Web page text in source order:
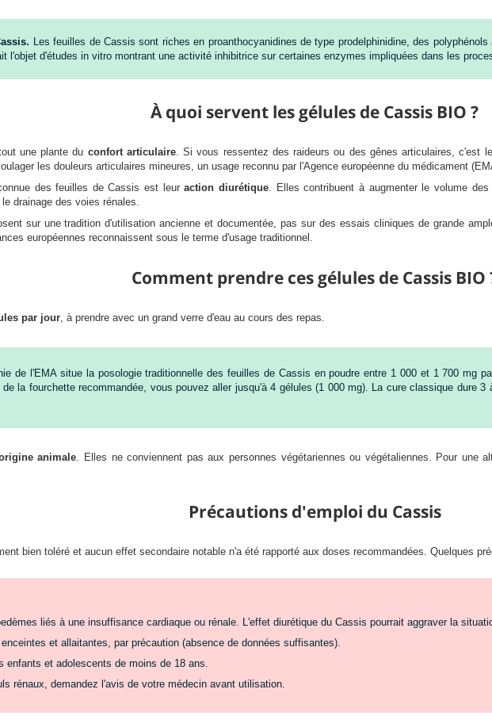
Les feuilles de Cassis sont riches en proanthocyanidines de type prodelphinidine, des
l'objet d'études in vitro montrant une activité inhibitrice sur certaines enzymes impliquées dans les
À quoi servent les gélules de Cassis BIO ?
une plante du confort articulaire. Si vous ressentez des raideurs ou des gênes articulaires, c'est
les douleurs articulaires mineures, un usage reconnu par l'Agence européenne du médicament
des feuilles de Cassis est leuraction diurétique . Elles contribuent à augmenter le volume
drainage des voies rénales.
sur une tradition d'utilisation ancienne et documentée, pas sur des essais cliniques de grande
européennes reconnaissent sous le terme d'usage traditionnel.
Comment prendre ces gélules de Cassis BIO
par jour , à prendre avec un grand verre d'eau au cours des repas.
de l'EMA situe la posologie traditionnelle des feuilles de Cassis en poudre entre 1 000 et 1 700 mg
la fourchette recommandée, vous pouvez aller jusqu'à 4 gélules (1 000 mg). La cure classique dure
animale . Elles ne conviennent pas aux personnes végétariennes ou végétaliennes. Pour
Précautions d'emploi du Cassis
bien toléré et aucun effet secondaire notable n'a été rapporté aux doses recommandées. Quelques
liés à une insuffisance cardiaque ou rénale. L'effet diurétique du Cassis pourrait aggraver la
et allaitantes, par précaution (absence de données suffisantes).
enfants et adolescents de moins de 18 ans.
rénaux, demandez l'avis de votre médecin avant utilisation.